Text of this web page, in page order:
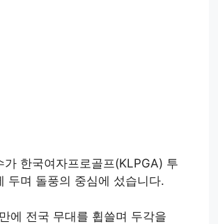
한국여자프로골프(KLPGA) 투
두며 돌풍의 중심에 섰습니다.
에 전국 무대를 휩쓸며 두각을